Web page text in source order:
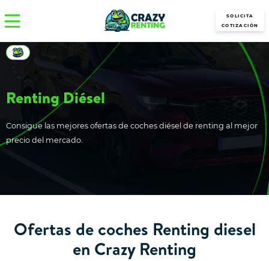
SOLICITA
COTIZACIÓN
Renting Diésel
Consigue las mejores ofertas de coches diésel de renting al mejor
precio del mercado.
Ofertas de coches Renting diesel
en Crazy Renting